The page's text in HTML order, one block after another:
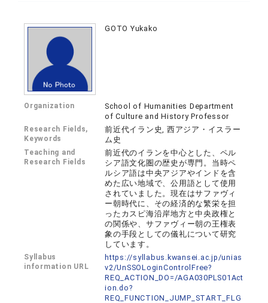
GOTO Yukako
Organization
School of Humanities Department
of Culture and History Professor
Research Fields,
Keywords
前近代イラン史, 西アジア・イスラー
ム史
Teaching and
Research Fields
前近代のイランを中心とした、ペル
シア語文化圏の歴史が専門。当時ペ
ルシア語は中央アジアやインドを含
めた広い地域で、公用語として使用
されていました。現在はサファヴィ
ー朝時代に、その経済的な繁栄を担
ったカスピ海沿岸地方と中央政権と
の関係や、サファヴィー朝の王権表
象の手段としての儀礼について研究
しています。
Syllabus
information URL
https://syllabus.kwansei.ac.jp/unias
v2/UnSSOLoginControlFree?
REQ_ACTION_DO=/AGA030PLS01Act
ion.do?
REQ_FUNCTION_JUMP_START_FLG